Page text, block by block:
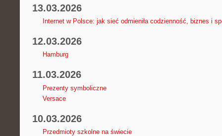
13.03.2026
Internet w Polsce: jak sieć odmieniła codzienność, biznes i
12.03.2026
Hamburg
11.03.2026
Prezenty symboliczne
Versace
10.03.2026
Przedmioty szkolne na świecie